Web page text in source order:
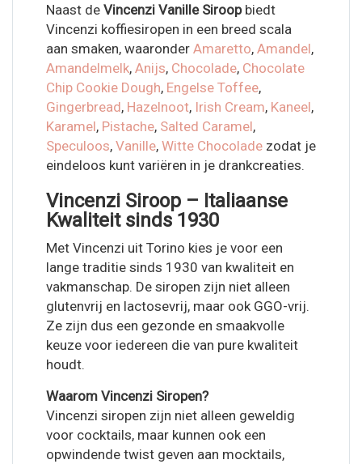
Naast de Vincenzi Vanille Siroopbiedt
Vincenzi koffiesiropen in een breed scala
aan smaken, waaronder Amaretto, Amandel,
Amandelmelk, Anijs, Chocolade, Chocolate
Chip Cookie Dough, Engelse Toffee,
Gingerbread, Hazelnoot, Irish Cream, Kaneel,
Karamel, Pistache, Salted Caramel,
Speculoos, Vanille, Witte Chocolade zodat je
eindeloos kunt variëren in je drankcreaties.
Vincenzi Siroop – Italiaanse
Kwaliteit sinds 1930
Met Vincenzi uit Torino kies je voor een
lange traditie sinds 1930 van kwaliteit en
vakmanschap. De siropen zijn niet alleen
glutenvrij en lactosevrij, maar ook GGO-vrij.
Ze zijn dus een gezonde en smaakvolle
keuze voor iedereen die van pure kwaliteit
houdt.
Waarom Vincenzi Siropen?
Vincenzi siropen zijn niet alleen geweldig
voor cocktails, maar kunnen ook een
opwindende twist geven aan mocktails,